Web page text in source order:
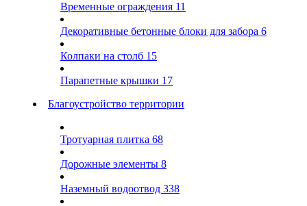
Временные ограждения 11
Декоративные бетонные блоки для забора 6
Колпаки на столб 15
Парапетные крышки 17
Благоустройство территории
Тротуарная плитка 68
Дорожные элементы 8
Наземный водоотвод 338